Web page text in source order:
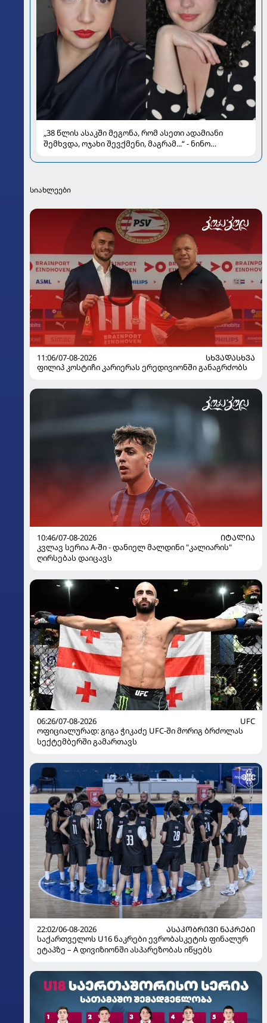
„38 წლის ასაკში მეგონა, რომ ასეთი ადამიანი
შემხვდა, ოჯახი შევქმენი, მაგრამ...“ - ნინო
სიახლეები
11:06/07-08-2026
ᲡᲮᲕᲐᲓᲐᲡᲮᲕᲐ
ფილიპ კოსტიჩი კარიერას ერედივიონში განაგრძობს
10:46/07-08-2026
ᲘᲢᲐᲚᲘᲐ
კვლავ სერია A-ში - დანიელ მალდინი "კალიარის"
ღირსებას დაიცავს
06:26/07-08-2026
UFC
ოფიციალურად: გიგა ჭიკაძე UFC-ში მორიგ ბრძოლას
სექტემბერში გამართავს
22:02/06-08-2026
ᲐᲡᲐᲙᲝᲑᲠᲘᲕᲘ ᲜᲐᲙᲠᲔᲑᲘ
საქართველოს U16 ნაკრები ევრობასკეტის ფინალურ
ეტაპზე – A დივიზიონში ასპარეზობას იწყებს